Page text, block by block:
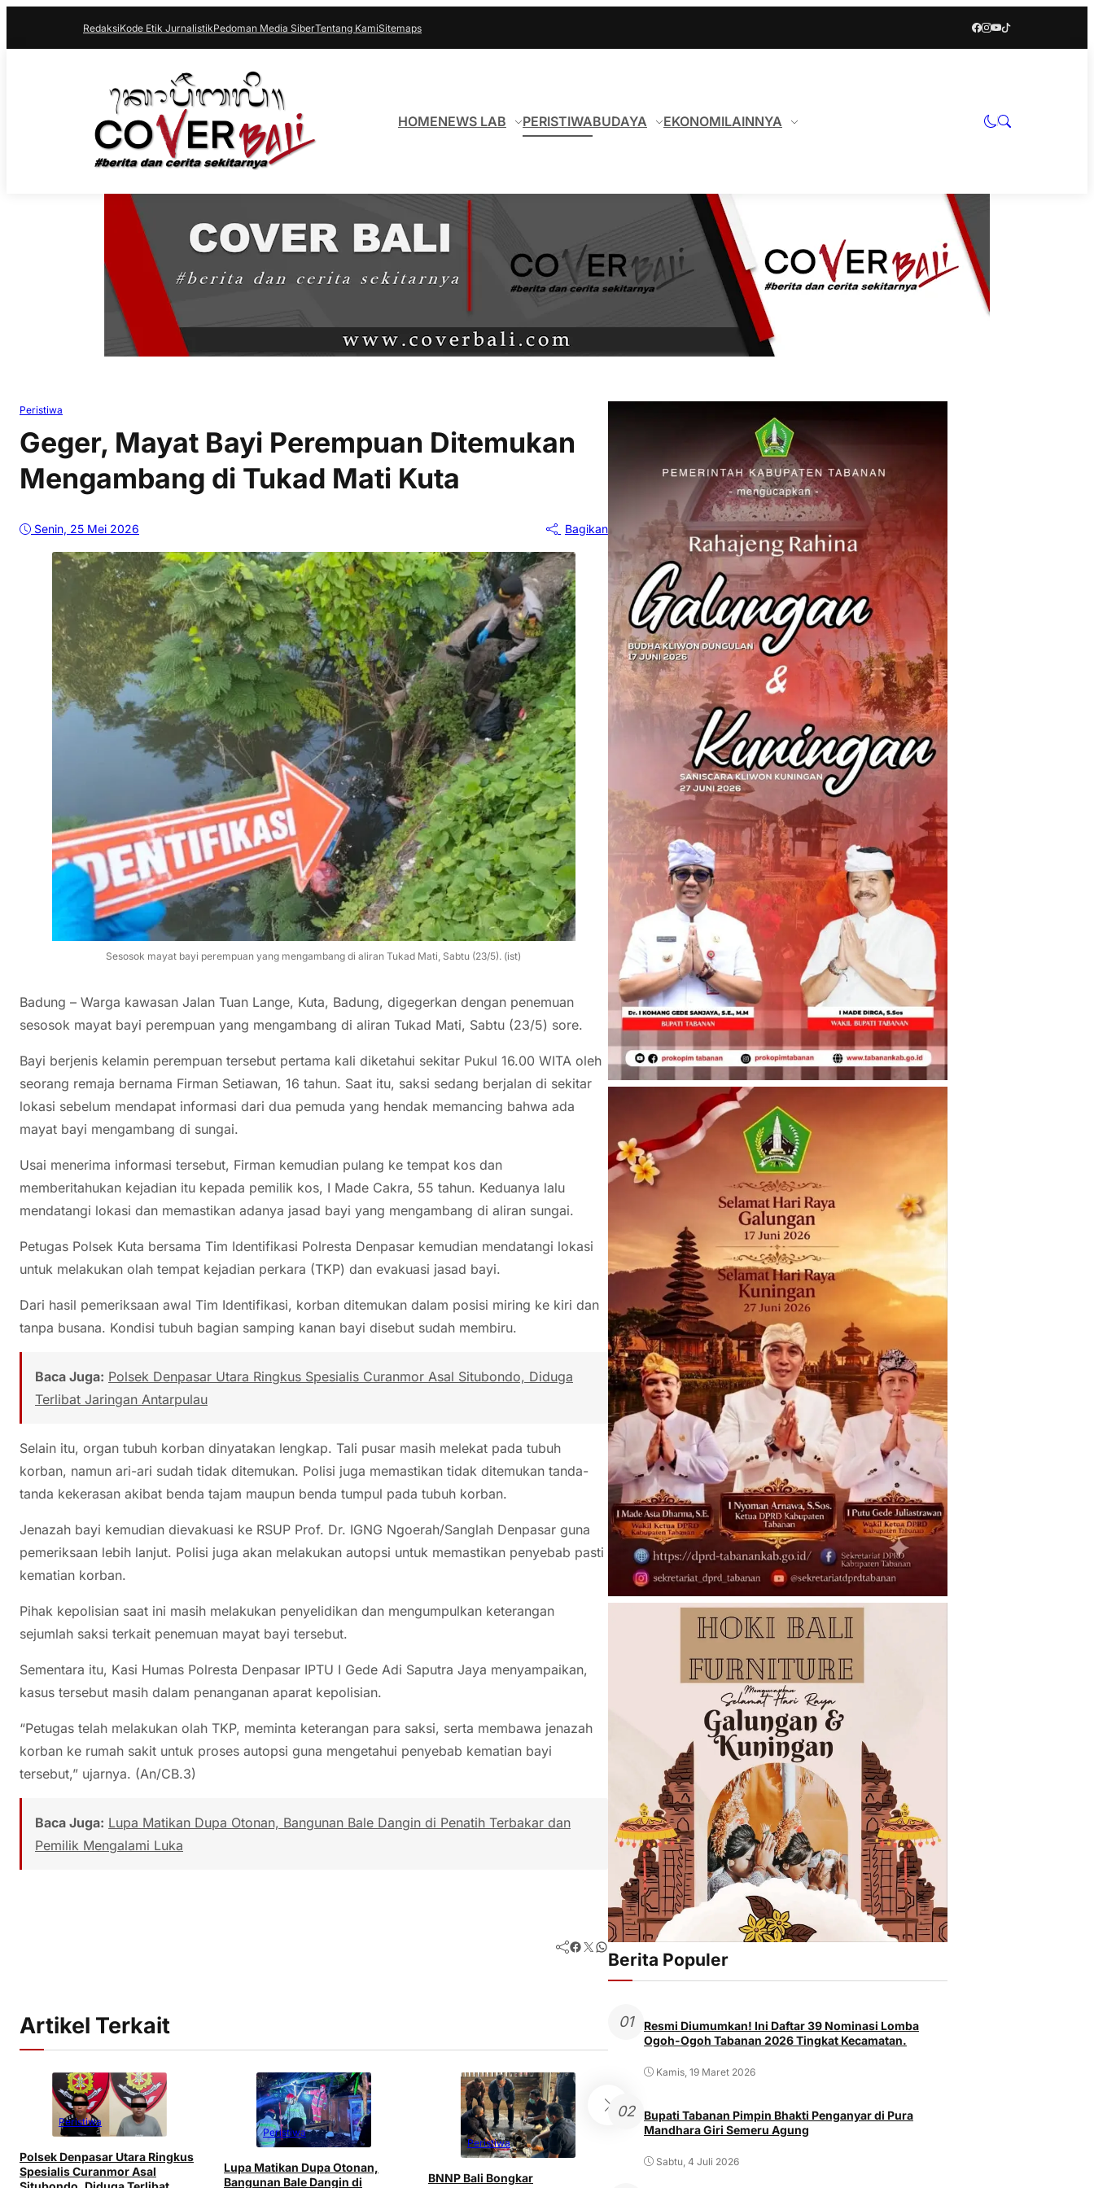
RedaksiKode Etik JurnalistikPedoman Media SiberTentang KamiSitemaps
HOMENEWS LAB PERISTIWABUDAYA EKONOMILAINNYA
Peristiwa
Geger, Mayat Bayi Perempuan Ditemukan
Mengambang di Tukad Mati Kuta
Senin, 25 Mei 2026 Bagikan
Sesosok mayat bayi perempuan yang mengambang di aliran Tukad Mati, Sabtu (23/5). (ist)
Badung – Warga kawasan Jalan Tuan Lange, Kuta, Badung, digegerkan dengan penemuan
sesosok mayat bayi perempuan yang mengambang di aliran Tukad Mati, Sabtu (23/5) sore.
Bayi berjenis kelamin perempuan tersebut pertama kali diketahui sekitar Pukul 16.00 WITA oleh
seorang remaja bernama Firman Setiawan, 16 tahun. Saat itu, saksi sedang berjalan di sekitar
lokasi sebelum mendapat informasi dari dua pemuda yang hendak memancing bahwa ada
mayat bayi mengambang di sungai.
Usai menerima informasi tersebut, Firman kemudian pulang ke tempat kos dan
memberitahukan kejadian itu kepada pemilik kos, I Made Cakra, 55 tahun. Keduanya lalu
mendatangi lokasi dan memastikan adanya jasad bayi yang mengambang di aliran sungai.
Petugas Polsek Kuta bersama Tim Identifikasi Polresta Denpasar kemudian mendatangi lokasi
untuk melakukan olah tempat kejadian perkara (TKP) dan evakuasi jasad bayi.
Dari hasil pemeriksaan awal Tim Identifikasi, korban ditemukan dalam posisi miring ke kiri dan
tanpa busana. Kondisi tubuh bagian samping kanan bayi disebut sudah membiru.
Baca Juga: Polsek Denpasar Utara Ringkus Spesialis Curanmor Asal Situbondo, Diduga
Terlibat Jaringan Antarpulau
Selain itu, organ tubuh korban dinyatakan lengkap. Tali pusar masih melekat pada tubuh
korban, namun ari-ari sudah tidak ditemukan. Polisi juga memastikan tidak ditemukan tanda-
tanda kekerasan akibat benda tajam maupun benda tumpul pada tubuh korban.
Jenazah bayi kemudian dievakuasi ke RSUP Prof. Dr. IGNG Ngoerah/Sanglah Denpasar guna
pemeriksaan lebih lanjut. Polisi juga akan melakukan autopsi untuk memastikan penyebab pasti
kematian korban.
Pihak kepolisian saat ini masih melakukan penyelidikan dan mengumpulkan keterangan
sejumlah saksi terkait penemuan mayat bayi tersebut.
Sementara itu, Kasi Humas Polresta Denpasar IPTU I Gede Adi Saputra Jaya menyampaikan,
kasus tersebut masih dalam penanganan aparat kepolisian.
“Petugas telah melakukan olah TKP, meminta keterangan para saksi, serta membawa jenazah
korban ke rumah sakit untuk proses autopsi guna mengetahui penyebab kematian bayi
tersebut,” ujarnya. (An/CB.3)
Baca Juga: Lupa Matikan Dupa Otonan, Bangunan Bale Dangin di Penatih Terbakar dan
Pemilik Mengalami Luka
Facebook Twitter WhatsApp
Artikel Terkait
Peristiwa
Polsek Denpasar Utara Ringkus
Spesialis Curanmor Asal
Peristiwa
Lupa Matikan Dupa Otonan,
Bangunan Bale Dangin di
Peristiwa
BNNP Bali Bongkar
Berita Populer
01
Resmi Diumumkan! Ini Daftar 39 Nominasi Lomba
Ogoh-Ogoh Tabanan 2026 Tingkat Kecamatan.
Kamis, 19 Maret 2026
02
Bupati Tabanan Pimpin Bhakti Penganyar di Pura
Mandhara Giri Semeru Agung
Sabtu, 4 Juli 2026